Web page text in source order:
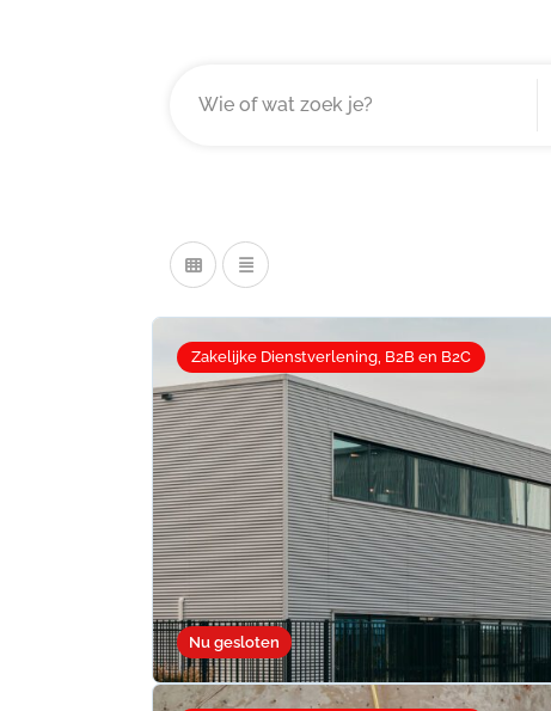
Nu gesloten
Zakelijke Dienstverlening, B2B en B2C